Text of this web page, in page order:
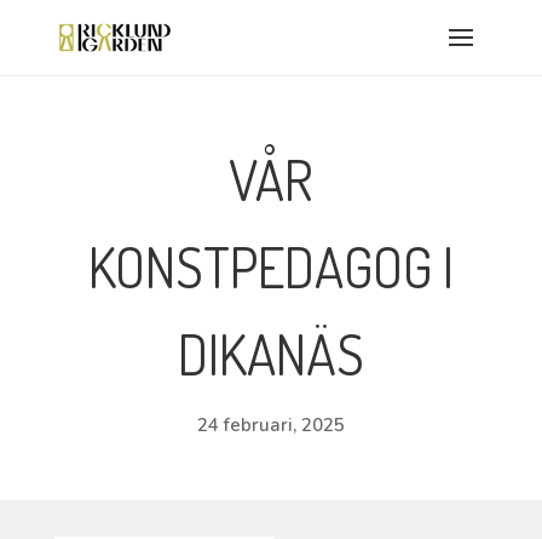
VÅR
KONSTPEDAGOG I
DIKANÄS
24 februari, 2025